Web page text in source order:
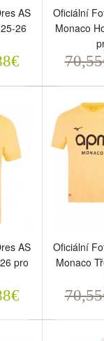
AS
Dres
26
Oficiální
AS
AS
26
Oficiální
Monaco
AS
pro
Oficiální
Monaco